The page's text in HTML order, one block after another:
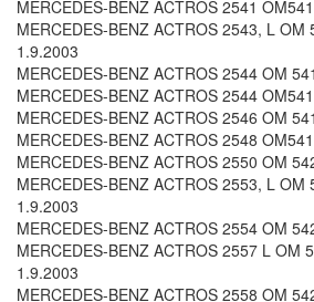
MERCEDES-BENZ ACTROS 2541
MERCEDES-BENZ ACTROS 2543, L
1.9.2003
MERCEDES-BENZ ACTROS 2544 OM
MERCEDES-BENZ ACTROS 2544
MERCEDES-BENZ ACTROS 2546 OM
MERCEDES-BENZ ACTROS 2548
MERCEDES-BENZ ACTROS 2550 OM
MERCEDES-BENZ ACTROS 2553, L
1.9.2003
MERCEDES-BENZ ACTROS 2554 OM
MERCEDES-BENZ ACTROS 2557 L OM
1.9.2003
MERCEDES-BENZ ACTROS 2558 OM